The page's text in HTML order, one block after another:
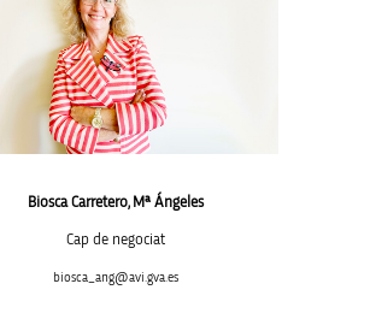
Biosca Carretero, Mª Ángeles
Cap de negociat
biosca_ang@avi.gva.es